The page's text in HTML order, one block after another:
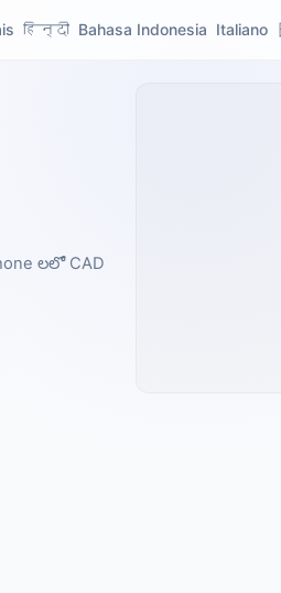
हिन्दी Bahasa Indonesia Italiano
లలో CAD